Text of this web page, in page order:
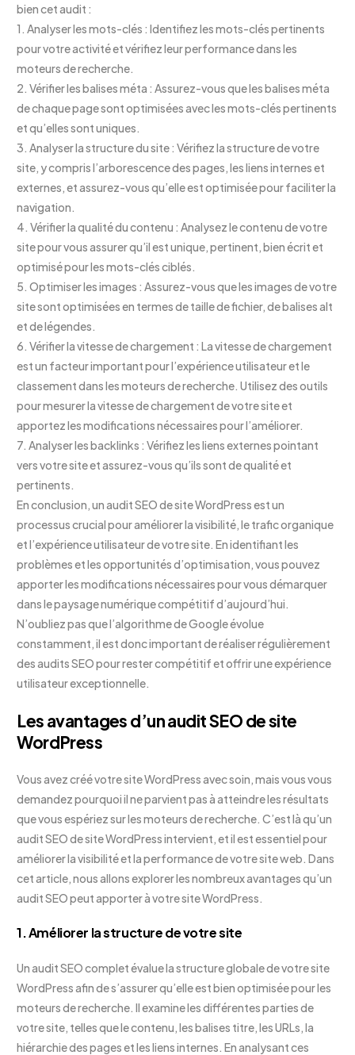
bien cet audit :
1. Analyser les mots-clés : Identifiez les mots-clés pertinents
pour votre activité et vérifiez leur performance dans les
moteurs de recherche.
2. Vérifier les balises méta : Assurez-vous que les balises méta
de chaque page sont optimisées avec les mots-clés pertinents
et qu’elles sont uniques.
3. Analyser la structure du site : Vérifiez la structure de votre
site, y compris l’arborescence des pages, les liens internes et
externes, et assurez-vous qu’elle est optimisée pour faciliter la
navigation.
4. Vérifier la qualité du contenu : Analysez le contenu de votre
site pour vous assurer qu’il est unique, pertinent, bien écrit et
optimisé pour les mots-clés ciblés.
5. Optimiser les images : Assurez-vous que les images de votre
site sont optimisées en termes de taille de fichier, de balises alt
et de légendes.
6. Vérifier la vitesse de chargement : La vitesse de chargement
est un facteur important pour l’expérience utilisateur et le
classement dans les moteurs de recherche. Utilisez des outils
pour mesurer la vitesse de chargement de votre site et
apportez les modifications nécessaires pour l’améliorer.
7. Analyser les backlinks : Vérifiez les liens externes pointant
vers votre site et assurez-vous qu’ils sont de qualité et
pertinents.
En conclusion, un audit SEO de site WordPress est un
processus crucial pour améliorer la visibilité, le trafic organique
et l’expérience utilisateur de votre site. En identifiant les
problèmes et les opportunités d’optimisation, vous pouvez
apporter les modifications nécessaires pour vous démarquer
dans le paysage numérique compétitif d’aujourd’hui.
N’oubliez pas que l’algorithme de Google évolue
constamment, il est donc important de réaliser régulièrement
des audits SEO pour rester compétitif et offrir une expérience
utilisateur exceptionnelle.
Les avantages d’un audit SEO de site
WordPress
Vous avez créé votre site WordPress avec soin, mais vous vous
demandez pourquoi il ne parvient pas à atteindre les résultats
que vous espériez sur les moteurs de recherche. C’est là qu’un
audit SEO de site WordPress intervient, et il est essentiel pour
améliorer la visibilité et la performance de votre site web. Dans
cet article, nous allons explorer les nombreux avantages qu’un
audit SEO peut apporter à votre site WordPress.
1. Améliorer la structure de votre site
Un audit SEO complet évalue la structure globale de votre site
WordPress afin de s’assurer qu’elle est bien optimisée pour les
moteurs de recherche. Il examine les différentes parties de
votre site, telles que le contenu, les balises titre, les URLs, la
hiérarchie des pages et les liens internes. En analysant ces